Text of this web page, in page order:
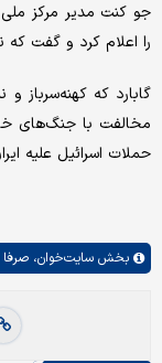
جو کنت مدیر مرکز ملی
را اعلام کرد و گفت
گابارد که کهنه‌سرباز
حملات اسرائیل علیه
بخش سایت‌خوان،